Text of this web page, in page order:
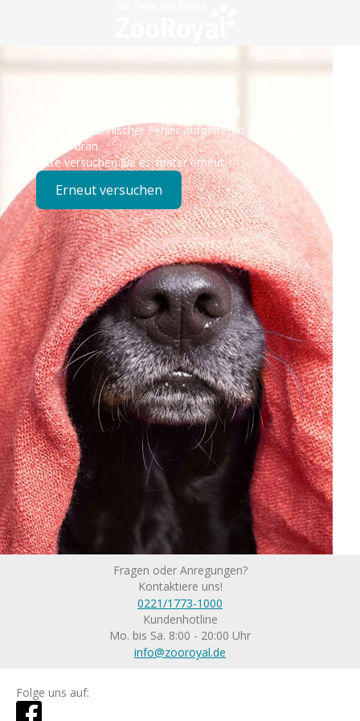
Technisches Problem
Es ist ein technischer Fehler aufgetreten – wir sind
bereits dran.
Bitte versuchen Sie es später erneut.
Erneut versuchen
Fragen oder Anregungen?
Kontaktiere uns!
0221/1773-1000
Kundenhotline
Mo. bis Sa. 8:00 - 20:00 Uhr
info@zooroyal.de
Folge uns auf: